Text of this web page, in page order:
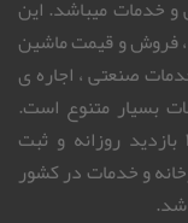
قیمت کارخانه
یکی از بزرگترین
و خدمات میباشد. این
فروش و قیمت ماشین
صنعتی ، اجاره ی